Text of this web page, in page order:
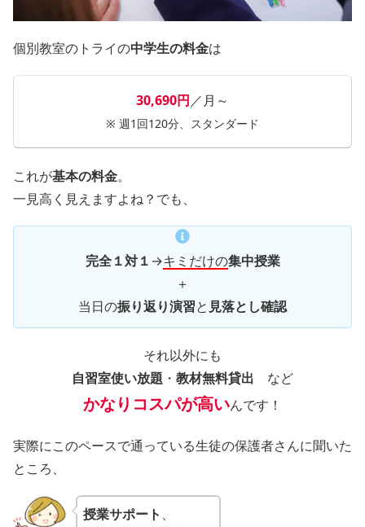
個別教室のトライの中学生の料金は
30,690円／月～
※ 週1回120分、スタンダード
これが基本の料金。
一見高く見えますよね？でも、
完全１対１ →キミだけの集中授業
＋
当日の振り返り演習と 見落とし確認
それ以外にも
自習室使い放題 ・ 教材無料貸出 など
かなりコスパが高いんです！
実際にこのペースで通っている生徒の保護者さんに聞いた
ところ、
授業サポート 、